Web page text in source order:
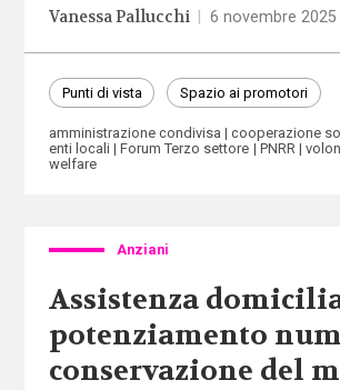
Vanessa Pallucchi 6 novembre 2025
Punti di vista Spazio ai promotori
amministrazione condivisa
cooperazione
enti locali
Forum Terzo settore PNRR
welfare
Anziani
Assistenza
potenziamento
conservazione del